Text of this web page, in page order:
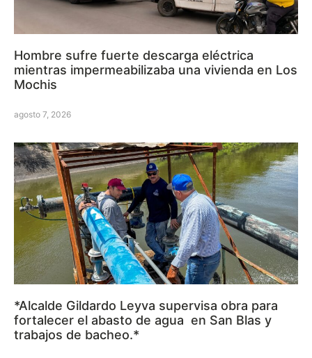
Hombre sufre fuerte descarga eléctrica
mientras impermeabilizaba una vivienda en Los
Mochis
agosto 7, 2026
*Alcalde Gildardo Leyva supervisa obra para
fortalecer el abasto de agua en San Blas y
trabajos de bacheo.*